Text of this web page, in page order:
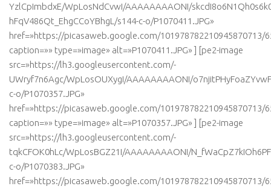
YzlCpImbdxE/WpLosNdCvwI/AAAAAAAAONI/
hFqV486Qt_EhgCCoYBhgL/s144-c-o/P1070411.JPG»
href=»https://picasaweb.google.com/101978782210945870713/
caption=»» type=»image» alt=»P1070411.JPG» ] [pe2-image
src=»https://lh3.googleusercontent.com/-
UWryf7n6Agc/WpLosOUXygI/AAAAAAAAONI/
c-o/P1070357.JPG»
href=»https://picasaweb.google.com/101978782210945870713/
caption=»» type=»image» alt=»P1070357.JPG» ] [pe2-image
src=»https://lh3.googleusercontent.com/-
tqkCFOK0hLc/WpLosBGZ21I/AAAAAAAAONI/
c-o/P1070383.JPG»
href=»https://picasaweb.google.com/101978782210945870713/